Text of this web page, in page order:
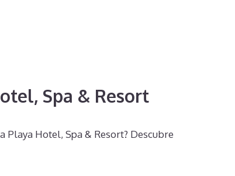
Spa & Resort
Hotel, Spa & Resort? Descubre